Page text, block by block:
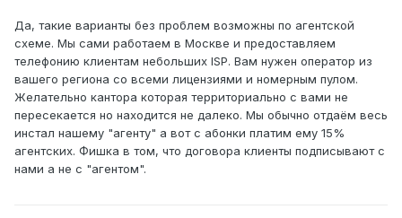
Да, такие варианты без проблем возможны по агентской
схеме. Мы сами работаем в Москве и предоставляем
телефонию клиентам небольших ISP. Вам нужен оператор из
вашего региона со всеми лицензиями и номерным пулом.
Желательно кантора которая территориально с вами не
пересекается но находится не далеко. Мы обычно отдаём весь
инстал нашему "агенту" а вот с абонки платим ему 15%
агентских. Фишка в том, что договора клиенты подписывают с
нами а не с "агентом".